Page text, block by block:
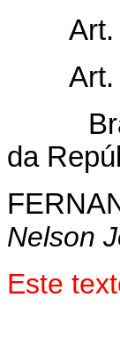
Art.
Art.
da
Nelson
Este